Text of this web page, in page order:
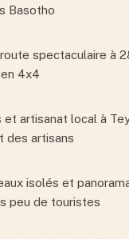
Basotho
spectaculaire à
4x4
et artisanat local à
des artisans
isolés et
peu de touristes